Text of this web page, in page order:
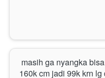
masih ga nyangka
160k cm jadi 99k krn